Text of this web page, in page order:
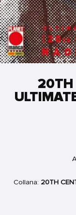
20TH
Collana: 20TH